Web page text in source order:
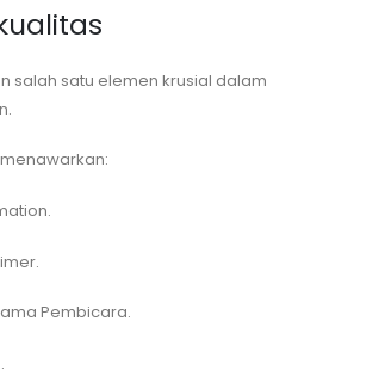
salah satu elemen krusial dalam
menawarkan:
Pembicara.